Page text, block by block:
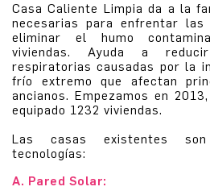
Casa Caliente Limpia da a la
necesarias para enfrentar
eliminar el humo
viviendas. Ayuda a
respiratorias causadas por la
frío extremo que afectan
ancianos. Empezamos en
equipado 1232 viviendas.
Las casas existentes
tecnologías:
A. Pared Solar: